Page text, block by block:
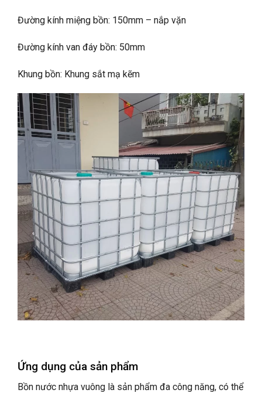
Đường kính miệng bồn: 150mm – nắp vặn
Đường kính van đáy bồn: 50mm
Khung bồn: Khung sắt mạ kẽm
Ứng dụng của sản phẩm
Bồn nước nhựa vuông là sản phẩm đa công năng, có thể